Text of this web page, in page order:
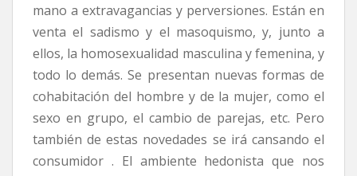
mano a extravagancias y perversiones. Están en
venta el sadismo y el masoquismo, y, junto a
ellos, la homosexualidad masculina y femenina, y
todo lo demás. Se presentan nuevas formas de
cohabitación del hombre y de la mujer, como el
sexo en grupo, el cambio de parejas, etc. Pero
también de estas novedades se irá cansando el
consumidor . El ambiente hedonista que nos